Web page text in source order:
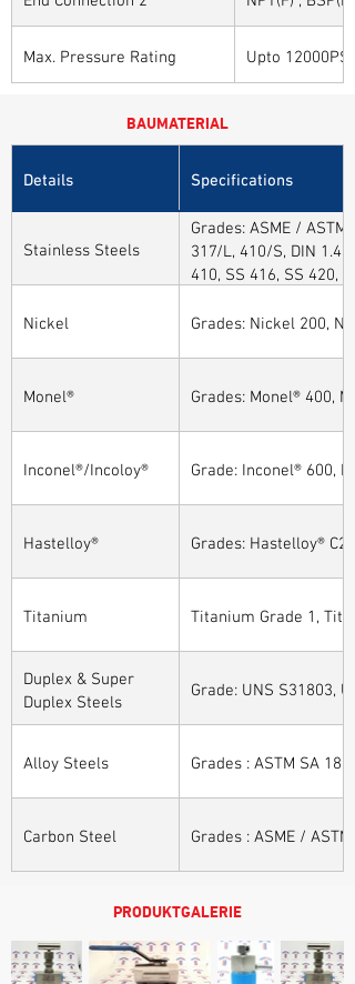
Max. Pressure Rating Upto 12000PSI
BAUMATERIAL
Details Specifications
Stainless Steels
Grades: ASME /
317/L, 410/S, DIN
410, SS 416, SS 420,
Nickel
Grades: Nickel 200,
Monel® Grades: Monel® 400,
Inconel®/Incoloy® Grade: Inconel® 600,
Hastelloy® Grades: Hastelloy®
Titanium Titanium Grade 1,
Duplex & Super
Duplex Steels
Grade: UNS S31803,
Alloy Steels Grades : ASTM SA
Carbon Steel Grades : ASME /
PRODUKTGALERIE